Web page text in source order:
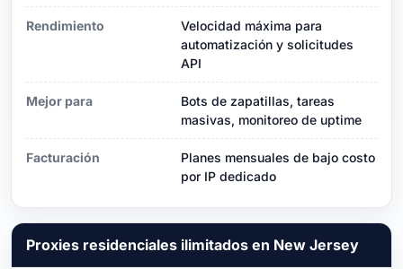
Rendimiento
Velocidad máxima para
automatización y solicitudes
API
Mejor para
Bots de zapatillas, tareas
masivas, monitoreo de uptime
Facturación
Planes mensuales de bajo costo
por IP dedicado
Proxies residenciales ilimitados en New Jersey